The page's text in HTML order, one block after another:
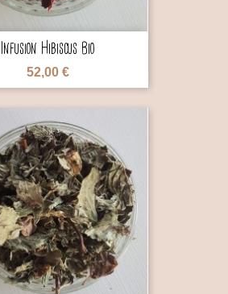
Infusion Hibiscus Bio
52,00 €
